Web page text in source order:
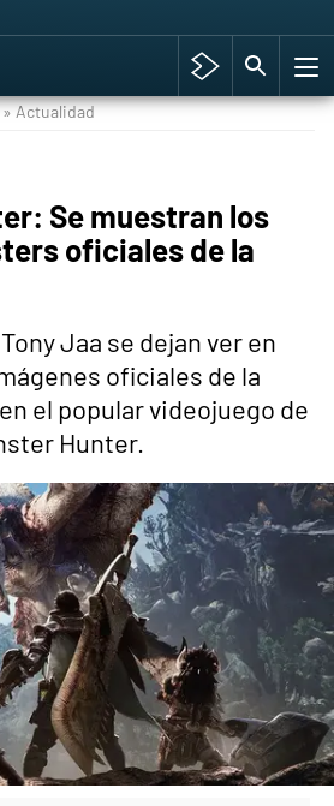
Hyrule Warriors: La Era del Cataclismo
Cyberpunk 2077
Hyrule Warriors
» Actualidad
Se muestran los
oficiales de la
Jaa se dejan ver en
oficiales de la
el popular videojuego de
Hunter.